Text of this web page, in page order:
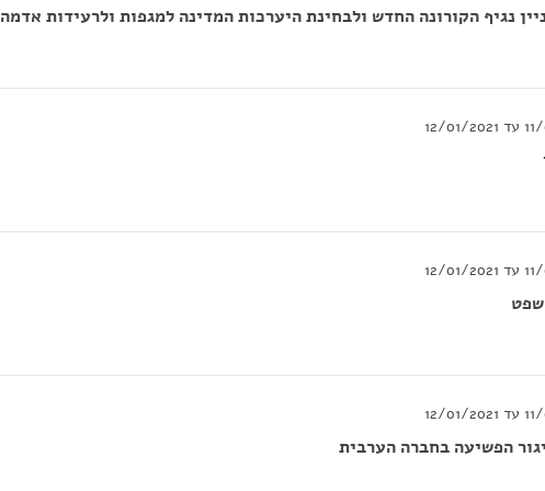
נגיף הקורונה החדש ולבחינת היערכות המדינה למגפות ולרעידות אדמה
הפשיעה בחברה הערבית